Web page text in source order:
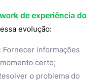
de experiência do
evolução:
Fornecer informações
certo;
o problema do